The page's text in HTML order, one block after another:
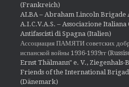
(Frankreich)
ALBA – Abraham Lincoln Brigade
A.I.C.V.A.S. – Associazione
Antifascisti di Spagna (Italien)
Ассоциация ПАМЯТИ советских
испанской войны 1936-1939гг
Ernst Thälmann" e. V., Ziegenhals-
Friends of the International
(Dänemark)